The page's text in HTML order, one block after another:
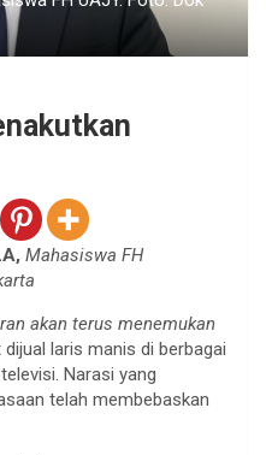
Mahasiswa FH
akan terus menemukan
laris manis di berbagai
Narasi yang
telah membebaskan